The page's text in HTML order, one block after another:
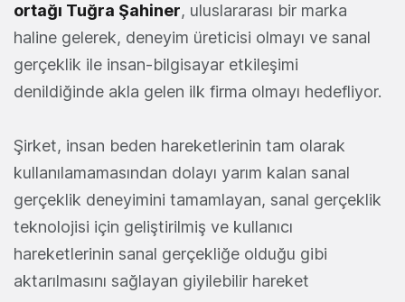
ortağı Tuğra Şahiner, uluslararası bir marka
haline gelerek, deneyim üreticisi olmayı ve sanal
gerçeklik ile insan-bilgisayar etkileşimi
denildiğinde akla gelen ilk firma olmayı hedefliyor.
Şirket, insan beden hareketlerinin tam olarak
kullanılamamasından dolayı yarım kalan sanal
gerçeklik deneyimini tamamlayan, sanal gerçeklik
teknolojisi için geliştirilmiş ve kullanıcı
hareketlerinin sanal gerçekliğe olduğu gibi
aktarılmasını sağlayan giyilebilir hareket